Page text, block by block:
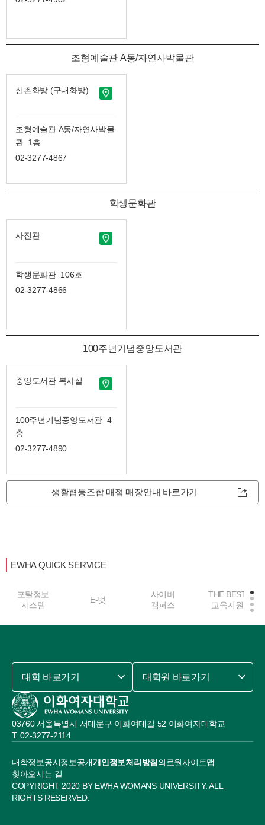
조형예술관 A동/자연사박물관
신촌화방 (구내화방)
조형예술관 A동/자연사박물
관 1층
02-3277-4867
학생문화관
사진관
학생문화관 106호
02-3277-4866
100주년기념중앙도서관
중앙도서관 복사실
100주년기념중앙도서관 4
층
02-3277-4890
생활협동조합 매점 매장안내 바로가기
EWHA QUICK SERVICE
포탈정보
시스템
E-벗
사이버
캠퍼스
THE BEST
교육지원
대학정보공시정보공개개인정보처리방침의료원사이트맵
찾아오시는 길
03760 서울특별시 서대문구 이화여대길 52 이화여자대학교
02-3277-2114
대학 바로가기 대학원 바로가기
COPYRIGHT 2020 BY EWHA WOMANS UNIVERSITY. ALL
RIGHTS RESERVED.